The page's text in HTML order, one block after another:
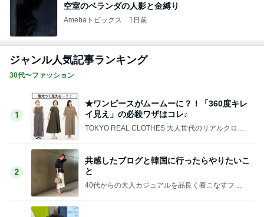
空室のベランダの人影と金縛り
Amebaトピックス 1日前
ジャンル人気記事ランキング
30代〜ファッション
1
★ワンピースがムームーに？！「360度キレ
イ見え」の必殺ワザはコレ♪
TOKYO REAL CLOTHES 大人世代のリアルクロー
2
共感したブログと韓国に行ったらやりたいこ
と
40代からの大人カジュアルを品良く着こなすファ